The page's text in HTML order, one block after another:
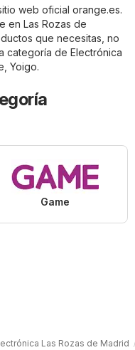
web oficial orange.es.
en Las Rozas de
que necesitas, no
categoría de Electrónica
Yoigo.
Game
Las Rozas de Madrid